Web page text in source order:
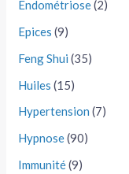
Endométriose(2)
Epices (9)
Feng Shui (35)
Huiles (15)
Hypertension (7)
Hypnose(90)
Immunité(9)